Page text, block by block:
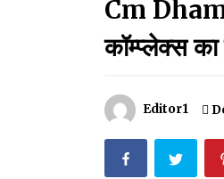
Cm Dhami
कॉम्प्लेक्स
Editor1